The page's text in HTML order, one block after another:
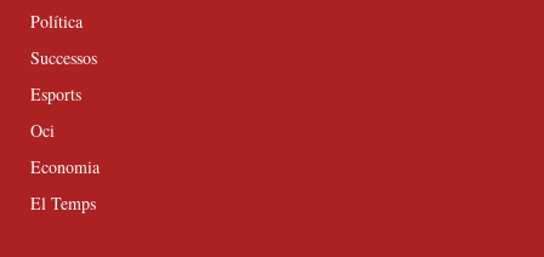
Política
Successos
Esports
Oci
Economia
El Temps